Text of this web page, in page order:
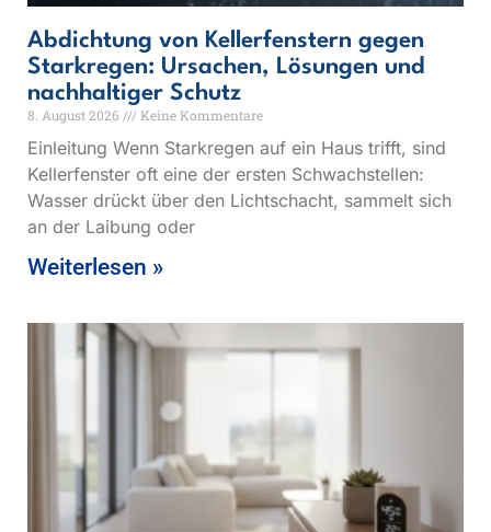
Abdichtung von Kellerfenstern gegen
Starkregen: Ursachen, Lösungen und
nachhaltiger Schutz
8. August 2026 Keine Kommentare
Einleitung Wenn Starkregen auf ein Haus trifft, sind
Kellerfenster oft eine der ersten Schwachstellen:
Wasser drückt über den Lichtschacht, sammelt sich
an der Laibung oder
Weiterlesen »